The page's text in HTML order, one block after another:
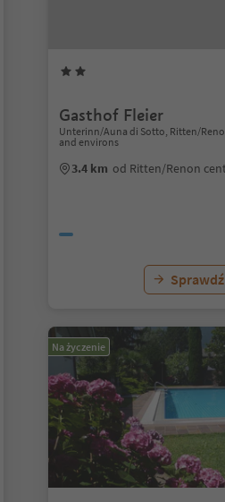
Gasthof Fleier
Unterinn/Auna di Sotto, Ritten/
and environs
3.4 km od Ritten/Renon
Na życzenie